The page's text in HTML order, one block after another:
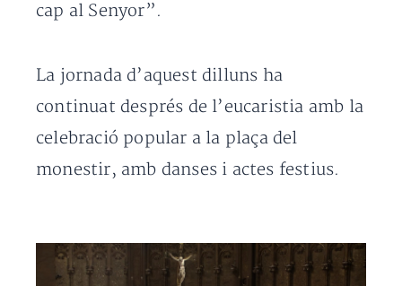
cap al Senyor”.
La jornada d’aquest dilluns ha
continuat després de l’eucaristia amb la
celebració popular a la plaça del
monestir, amb danses i actes festius.